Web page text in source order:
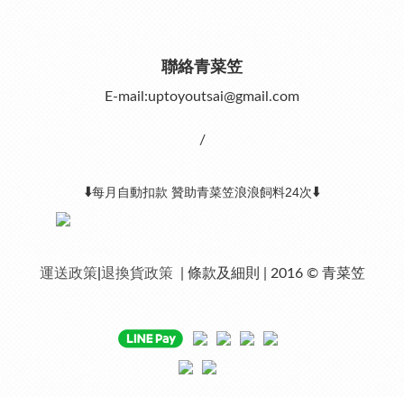
聯絡青菜笠
E-mail:uptoyoutsai@gmail.com
/
⬇️每月自動扣款 贊助青菜笠浪浪飼料24次⬇️
運送政策 退換貨政策 | 條款及細則 | 2016 © 青菜笠